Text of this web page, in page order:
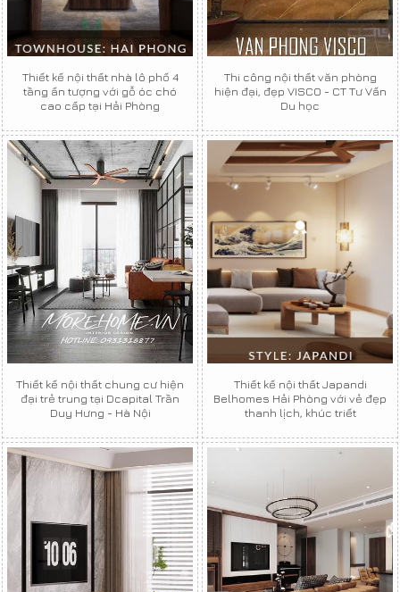
Thiết kế nội thất nhà lô phố 4
tầng ấn tượng với gỗ óc chó
cao cấp tại Hải Phòng
Thi công nội thất văn phòng
hiện đại, đẹp VISCO - CT Tư Vấn
Du học
Thiết kế nội thất chung cư hiện
đại trẻ trung tại Dcapital Trần
Duy Hưng - Hà Nội
Thiết kế nội thất Japandi
Belhomes Hải Phòng với vẻ đẹp
thanh lịch, khúc triết